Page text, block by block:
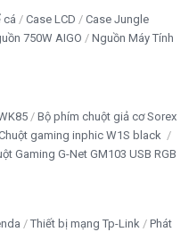
cá Case LCD
Case Jungle
750W AIGO
Nguồn Máy Tính
Bộ phím chuột giả cơ Sorex
gaming inphic W1S black
Gaming G-Net GM103 USB RGB
Thiết bị mạng Tp-Link
Phát